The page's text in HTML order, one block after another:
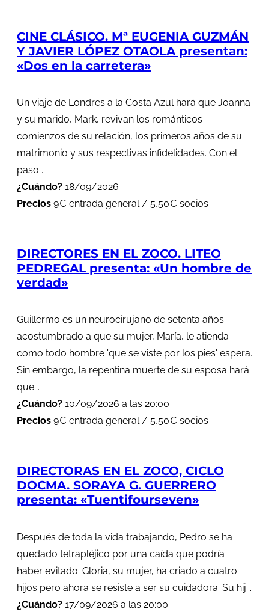
CINE CLÁSICO. Mª EUGENIA GUZMÁN
Y JAVIER LÓPEZ OTAOLA presentan:
«Dos en la carretera»
Un viaje de Londres a la Costa Azul hará que Joanna
y su marido, Mark, revivan los románticos
comienzos de su relación, los primeros años de su
matrimonio y sus respectivas infidelidades. Con el
paso ...
¿Cuándo? 18/09/2026
Precios 9€ entrada general / 5,50€ socios
DIRECTORES EN EL ZOCO. LITEO
PEDREGAL presenta: «Un hombre de
verdad»
Guillermo es un neurocirujano de setenta años
acostumbrado a que su mujer, María, le atienda
como todo hombre 'que se viste por los pies' espera.
Sin embargo, la repentina muerte de su esposa hará
que...
¿Cuándo? 10/09/2026 a las 20:00
Precios 9€ entrada general / 5,50€ socios
DIRECTORAS EN EL ZOCO, CICLO
DOCMA. SORAYA G. GUERRERO
presenta: «Tuentifourseven»
Después de toda la vida trabajando, Pedro se ha
quedado tetrapléjico por una caída que podría
haber evitado. Gloria, su mujer, ha criado a cuatro
hijos pero ahora se resiste a ser su cuidadora. Su hij...
¿Cuándo? 17/09/2026 a las 20:00